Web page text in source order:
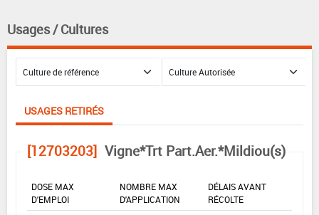
Usages / Cultures
USAGES RETIRÉS
[12703203] Vigne*Trt Part.Aer.*Mildiou(s)
DOSE MAX
D'EMPLOI
NOMBRE MAX
D'APPLICATION
DÉLAIS AVANT
RÉCOLTE